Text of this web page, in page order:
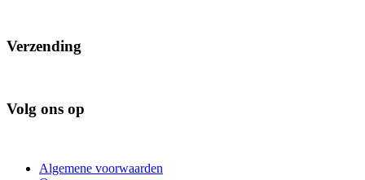
Verzending
Volg ons op
Algemene voorwaarden